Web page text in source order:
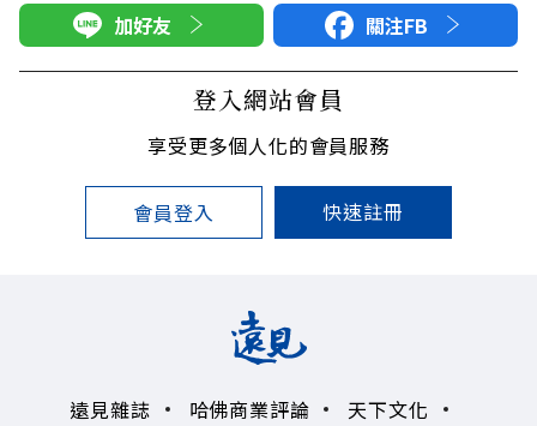
加好友 關注FB
登入網站會員
享受更多個人化的會員服務
會員登入 快速註冊
遠見雜誌 哈佛商業評論 天下文化